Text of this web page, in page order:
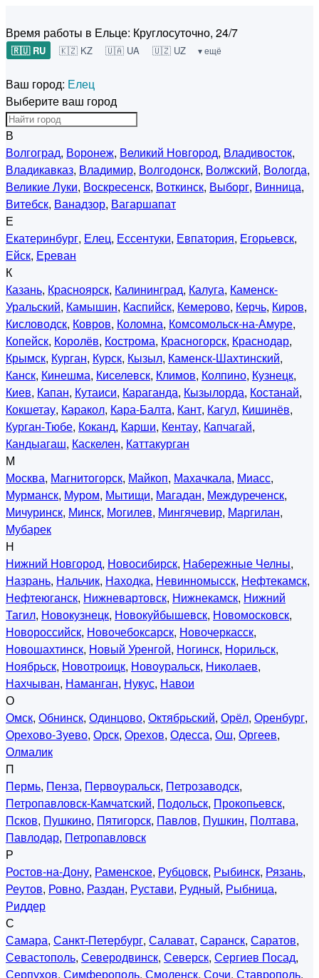
Время работы в Ельце: Круглосуточно, 24/7
🇷🇺 RU 🇰🇿 KZ 🇺🇦 UA 🇺🇿 UZ ▾ ещё
Ваш город: Елец
Выберите ваш город
В
Волгоград, Воронеж, Великий Новгород, Владивосток,
Владикавказ, Владимир, Волгодонск, Волжский, Вологда,
Великие Луки, Воскресенск, Воткинск, Выборг, Винница,
Витебск, Ванадзор, Вагаршапат
Е
Екатеринбург, Елец, Ессентуки, Евпатория, Егорьевск,
Ейск, Ереван
К
Казань, Красноярск, Калининград, Калуга, Каменск-
Уральский, Камышин, Каспийск, Кемерово, Керчь, Киров,
Кисловодск, Ковров, Коломна, Комсомольск-на-Амуре,
Копейск, Королёв, Кострома, Красногорск, Краснодар,
Крымск, Курган, Курск, Кызыл, Каменск-Шахтинский,
Канск, Кинешма, Киселевск, Климов, Колпино, Кузнецк,
Киев, Капан, Кутаиси, Караганда, Кызылорда, Костанай,
Кокшетау, Каракол, Кара-Балта, Кант, Кагул, Кишинёв,
Курган-Тюбе, Коканд, Карши, Кентау, Капчагай,
Кандыагаш, Каскелен, Каттакурган
М
Москва, Магнитогорск, Майкоп, Махачкала, Миасс,
Мурманск, Муром, Мытищи, Магадан, Междуреченск,
Мичуринск, Минск, Могилев, Мингячевир, Маргилан,
Мубарек
Н
Нижний Новгород, Новосибирск, Набережные Челны,
Назрань, Нальчик, Находка, Невинномысск, Нефтекамск,
Нефтеюганск, Нижневартовск, Нижнекамск, Нижний
Тагил, Новокузнецк, Новокуйбышевск, Новомосковск,
Новороссийск, Новочебоксарск, Новочеркасск,
Новошахтинск, Новый Уренгой, Ногинск, Норильск,
Ноябрьск, Новотроицк, Новоуральск, Николаев,
Нахчыван, Наманган, Нукус, Навои
О
Омск, Обнинск, Одинцово, Октябрьский, Орёл, Оренбург,
Орехово-Зуево, Орск, Орехов, Одесса, Ош, Оргеев,
Олмалик
П
Пермь, Пенза, Первоуральск, Петрозаводск,
Петропавловск-Камчатский, Подольск, Прокопьевск,
Псков, Пушкино, Пятигорск, Павлов, Пушкин, Полтава,
Павлодар, Петропавловск
Р
Ростов-на-Дону, Раменское, Рубцовск, Рыбинск, Рязань,
Реутов, Ровно, Раздан, Рустави, Рудный, Рыбница,
Риддер
С
Самара, Санкт-Петербург, Салават, Саранск, Саратов,
Севастополь, Северодвинск, Северск, Сергиев Посад,
Серпухов, Симферополь, Смоленск, Сочи, Ставрополь,